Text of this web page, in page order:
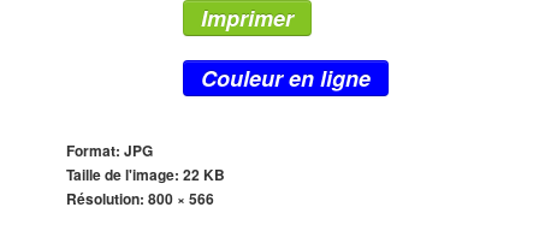
Imprimer
Couleur en ligne
Format: JPG
Taille de l'image: 22 KB
Résolution: 800 × 566